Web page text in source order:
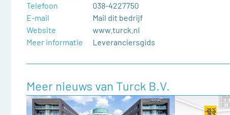
Telefoon
038-4227750
E-mail
Mail dit bedrijf
Website
www.turck.nl
Meer informatie
Leveranciersgids
Meer nieuws van Turck B.V.